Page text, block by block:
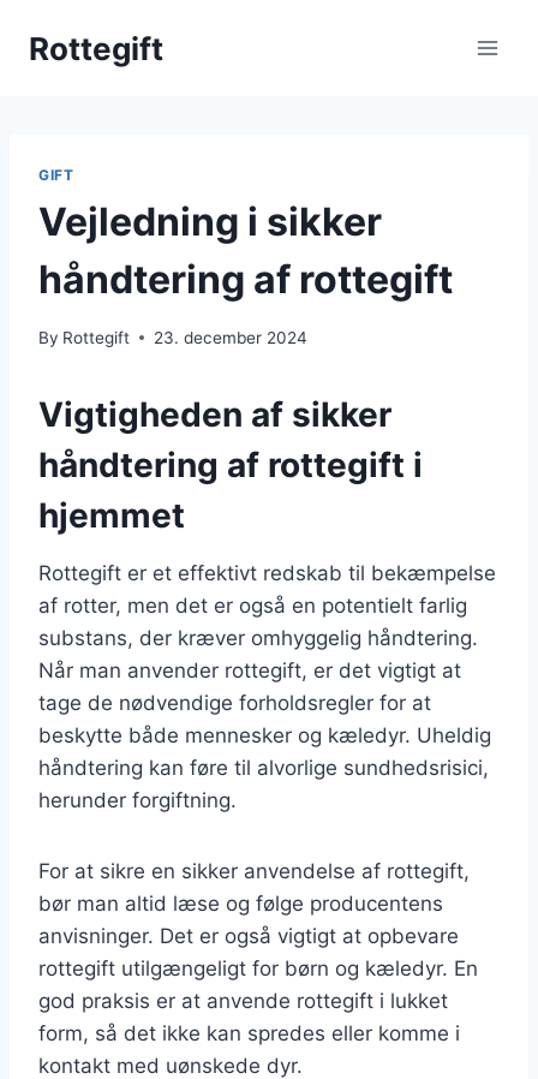
Rottegift
GIFT
Vejledning i sikker
håndtering af rottegift
By Rottegift 23. december 2024
Vigtigheden af sikker
håndtering af rottegift i
hjemmet
Rottegift er et effektivt redskab til bekæmpelse
af rotter, men det er også en potentielt farlig
substans, der kræver omhyggelig håndtering.
Når man anvender rottegift, er det vigtigt at
tage de nødvendige forholdsregler for at
beskytte både mennesker og kæledyr. Uheldig
håndtering kan føre til alvorlige sundhedsrisici,
herunder forgiftning.
For at sikre en sikker anvendelse af rottegift,
bør man altid læse og følge producentens
anvisninger. Det er også vigtigt at opbevare
rottegift utilgængeligt for børn og kæledyr. En
god praksis er at anvende rottegift i lukket
form, så det ikke kan spredes eller komme i
kontakt med uønskede dyr.